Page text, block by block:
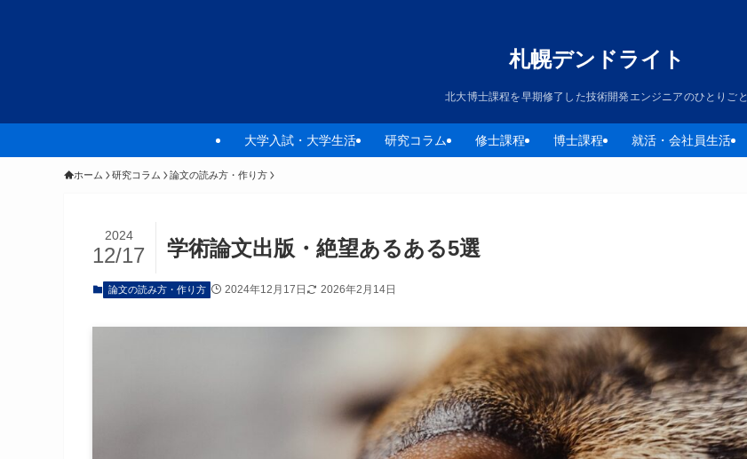
札幌デンドライト
北大博士課程を早期修了した技術開発エンジニアのひとりごと
大学入試・大学生活 研究コラム 修士課程 博士課程 就活・会社員生活
ホーム 研究コラム 論文の読み方・作り方
学術論文出版・絶望あるある5選
2024
12/17
論文の読み方・作り方 2024年12月17日 2026年2月14日